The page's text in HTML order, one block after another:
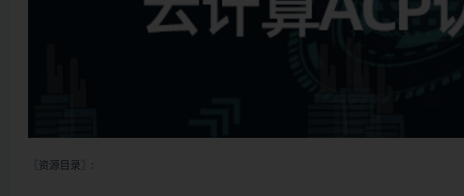
〖资源目录〗: